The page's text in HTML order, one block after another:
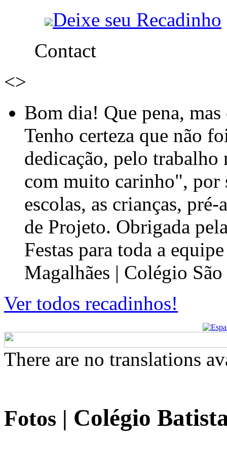
Deixe seu Recadinho
Contact
<>
Bom dia! Que pena,
Tenho certeza que não
dedicação, pelo
com muito carinho", por
escolas, as crianças, pré-
de Projeto. Obrigada
Festas para toda a
Magalhães | Colégio
Ver todos recadinhos!
There are no translations
Fotos | Colégio